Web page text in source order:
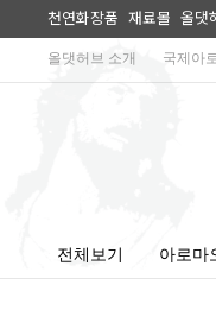
천연화장품 재료몰 올댓
올댓허브 소개 국제아
전체보기 아로마